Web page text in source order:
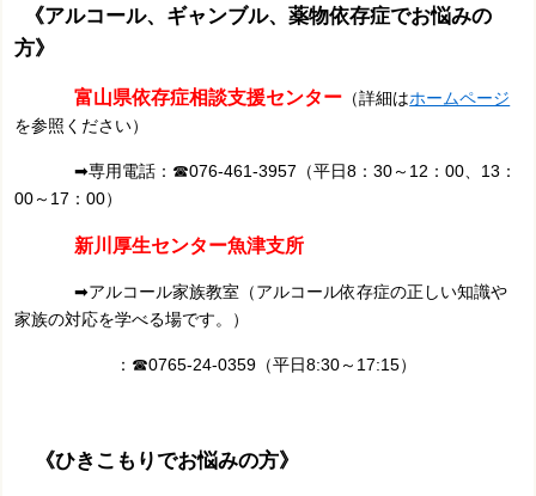
《アルコール、ギャンブル、薬物依存症でお悩みの
方》
富山県依存症相談支援センター （詳細はホームページ
を参照ください）
➡専用電話：☎076-461-3957（平日8：30～12：00、13：
00～17：00）
新川厚生センター魚津支所
➡アルコール家族教室（アルコール依存症の正しい知識や
家族の対応を学べる場です。）
：☎0765-24-0359（平日8:30～17:15）
《ひきこもりでお悩みの方》